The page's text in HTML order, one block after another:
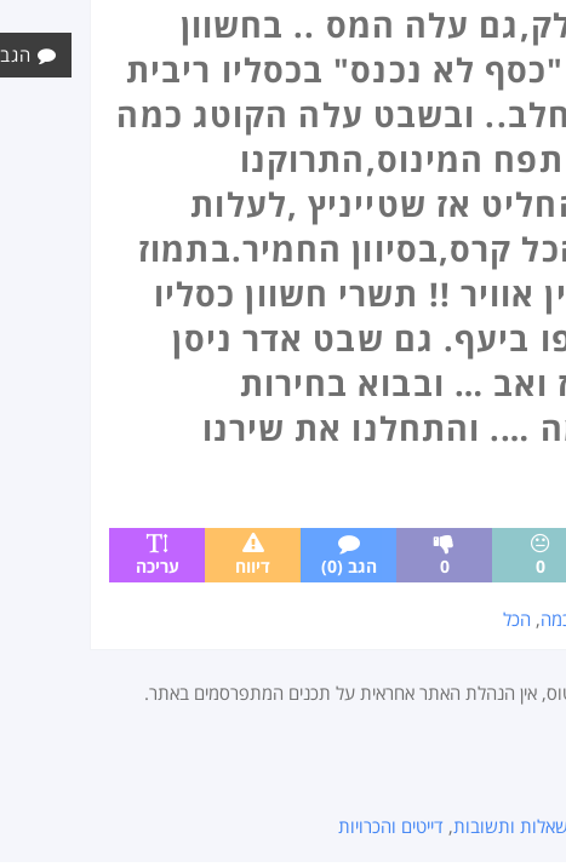
עלה המס .. בחשוון
לא נכנס" בכסליו ריבית
ובשבט עלה הקוטג כמה
המינוס,התרוקנו
אז שטייניץ ,לעלות
קרס,בסיוון החמיר.בתמוז
אוויר !! תשרי חשוון כסליו
ביעף. גם שבט אדר ניסן
ואב … ובבוא בחירות
…. והתחלנו את שירנו
0
0 הגב (0) דיווח עריכה
, הכל
אין הנהלת האתר אחראית על תכנים המתפרסמים באתר.
שאלות ותשובות, דייטים והכרויות